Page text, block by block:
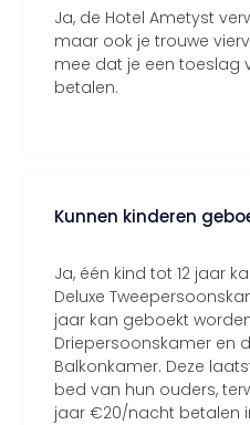
Ja, de Hotel Ametyst
maar ook je trouwe
mee dat je een toeslag
betalen.
Kunnen kinderen
Ja, één kind tot 12 jaar
Deluxe
jaar kan geboekt
Driepersoonskamer en
Balkonkamer. Deze
bed van hun ouders,
jaar €20/nacht betalen